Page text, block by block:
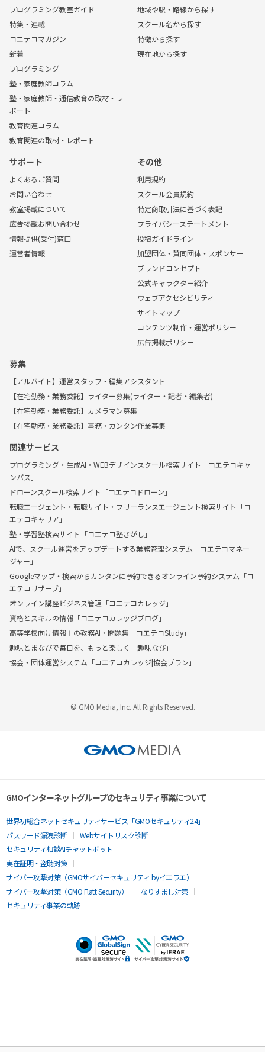
プログラミング教室ガイド
特集・連載
コエテコマガジン
新着
プログラミング
塾・家庭教師コラム
塾・家庭教師・通信教育の取材・レ
ポート
教育関連コラム
教育関連の取材・レポート
地域や駅・路線から探す
スクール名から探す
特徴から探す
現在地から探す
サポート
よくあるご質問
お問い合わせ
教室掲載について
広告掲載お問い合わせ
情報提供(受付)窓口
運営者情報
その他
利用規約
スクール会員規約
特定商取引法に基づく表記
プライバシーステートメント
投稿ガイドライン
加盟団体・賛同団体・スポンサー
ブランドコンセプト
公式キャラクター紹介
ウェブアクセシビリティ
サイトマップ
コンテンツ制作・運営ポリシー
広告掲載ポリシー
募集
【アルバイト】運営スタッフ・編集アシスタント
【在宅勤務・業務委託】ライター募集(ライター・記者・編集者)
【在宅勤務・業務委託】カメラマン募集
【在宅勤務・業務委託】事務・カンタン作業募集
関連サービス
プログラミング・生成AI・WEBデザインスクール検索サイト「コエテコキャ
ンパス」
ドローンスクール検索サイト「コエテコドローン」
転職エージェント・転職サイト・フリーランスエージェント検索サイト「コ
エテコキャリア」
塾・学習塾検索サイト「コエテコ塾さがし」
AIで、スクール運営をアップデートする業務管理システム「コエテコマネー
ジャー」
Googleマップ・検索からカンタンに予約できるオンライン予約システム「コ
エテコリザーブ」
オンライン講座ビジネス管理「コエテコカレッジ」
資格とスキルの情報「コエテコカレッジブログ」
高等学校向け情報Ⅰの教務AI・問題集「コエテコStudy」
趣味とまなびで毎日を、もっと楽しく「趣味なび」
協会・団体運営システム「コエテコカレッジ|協会プラン」
© GMO Media, Inc. All Rights Reserved.
GMOインターネットグループのセキュリティ事業について
世界初総合ネットセキュリティサービス「GMOセキュリティ24」
パスワード漏洩診断
Webサイトリスク診断
セキュリティ相談AIチャットボット
実在証明・盗聴対策
サイバー攻撃対策（GMOサイバーセキュリティ byイエラエ）
サイバー攻撃対策（GMO Flatt Security）
なりすまし対策
セキュリティ事業の軌跡